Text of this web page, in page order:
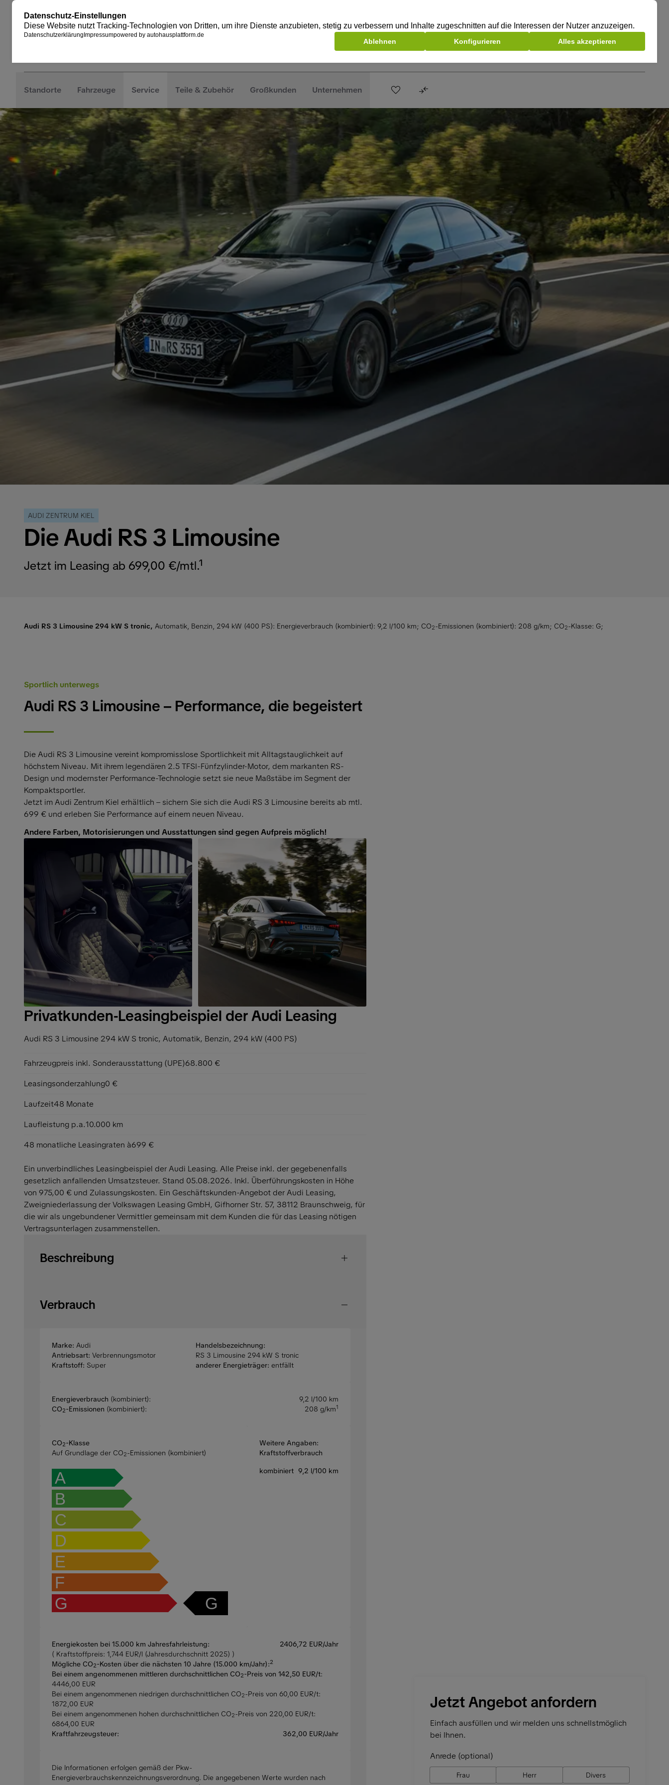
Standorte Fahrzeuge Service Teile & Zubehör Großkunden Unternehmen
AUDI ZENTRUM KIEL
Die Audi RS 3 Limousine
Jetzt im Leasing ab 699,00 €/mtl.¹
Audi RS 3 Limousine 294 kW S tronic, Automatik, Benzin, 294 kW (400 PS): Energieverbrauch (kombiniert): 9,2 l/100 km; CO2-Emissionen (kombiniert): 208 g/km; CO2-Klasse: G;
Sportlich unterwegs
Audi RS 3 Limousine – Performance, die begeistert
Die Audi RS 3 Limousine vereint kompromisslose Sportlichkeit mit Alltagstauglichkeit auf
höchstem Niveau. Mit ihrem legendären 2.5 TFSI-Fünfzylinder-Motor, dem markanten RS-
Design und modernster Performance-Technologie setzt sie neue Maßstäbe im Segment der
Kompaktsportler.
Jetzt im Audi Zentrum Kiel erhältlich – sichern Sie sich die Audi RS 3 Limousine bereits ab mtl.
699 € und erleben Sie Performance auf einem neuen Niveau.
Andere Farben, Motorisierungen und Ausstattungen sind gegen Aufpreis möglich!
Privatkunden-Leasingbeispiel der Audi Leasing
Audi RS 3 Limousine 294 kW S tronic, Automatik, Benzin, 294 kW (400 PS)
Fahrzeugpreis inkl. Sonderausstattung (UPE)68.800 €
Leasingsonderzahlung0 €
Laufzeit48 Monate
Laufleistung p.a.10.000 km
48 monatliche Leasingraten à699 €
Ein unverbindliches Leasingbeispiel der Audi Leasing. Alle Preise inkl. der gegebenenfalls
gesetzlich anfallenden Umsatzsteuer. Stand 05.08.2026. Inkl. Überführungskosten in Höhe
von 975,00 € und Zulassungskosten. Ein Geschäftskunden-Angebot der Audi Leasing,
Zweigniederlassung der Volkswagen Leasing GmbH, Gifhorner Str. 57, 38112 Braunschweig, für
die wir als ungebundener Vermittler gemeinsam mit dem Kunden die für das Leasing nötigen
Vertragsunterlagen zusammenstellen.
Beschreibung
Verbrauch
Marke: Audi
Antriebsart: Verbrennungsmotor
Kraftstoff: Super
Handelsbezeichnung:
RS 3 Limousine 294 kW S tronic
anderer Energieträger: entfällt
Energieverbrauch (kombiniert):
9,2 l/100 km
CO2-Emissionen (kombiniert): 208 g/km1
CO2-Klasse
Auf Grundlage der CO2-Emissionen (kombiniert)
A
B
C
D
E
F
G
G
Weitere Angaben:
Kraftstoffverbrauch
kombiniert 9,2 l/100 km
Energiekosten bei 15.000 km Jahresfahrleistung:
2406,72 EUR/Jahr
( Kraftstoffpreis: 1,744 EUR/l (Jahresdurchschnitt 2025) )
Mögliche CO2-Kosten über die nächsten 10 Jahre (15.000 km/Jahr):2
Bei einem angenommenen mittleren durchschnittlichen CO2-Preis von 142,50 EUR/t:
4446,00 EUR
Bei einem angenommenen niedrigen durchschnittlichen CO2-Preis von 60,00 EUR/t:
1872,00 EUR
Bei einem angenommenen hohen durchschnittlichen CO2-Preis von 220,00 EUR/t:
6864,00 EUR
Kraftfahrzeugsteuer:
362,00 EUR/Jahr
Die Informationen erfolgen gemäß der Pkw-
Energieverbrauchskennzeichnungsverordnung. Die angegebenen Werte wurden nach
Jetzt Angebot anfordern
Einfach ausfüllen und wir melden uns schnellstmöglich
bei Ihnen.
Anrede (optional)
Frau Herr Divers